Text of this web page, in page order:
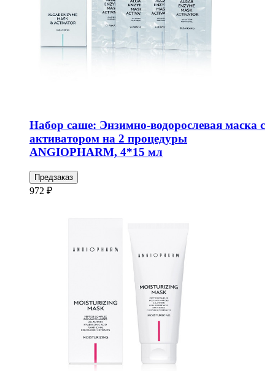
Набор саше: Энзимно-водорослевая маска с
активатором на 2 процедуры
ANGIOPHARM, 4*15 мл
Предзаказ
972 ₽